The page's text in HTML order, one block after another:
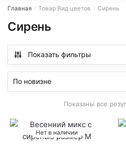
Главная / Товар Вид цветов / Сирень
Сирень
Показать фильтры
Показаны все
Нет в наличии